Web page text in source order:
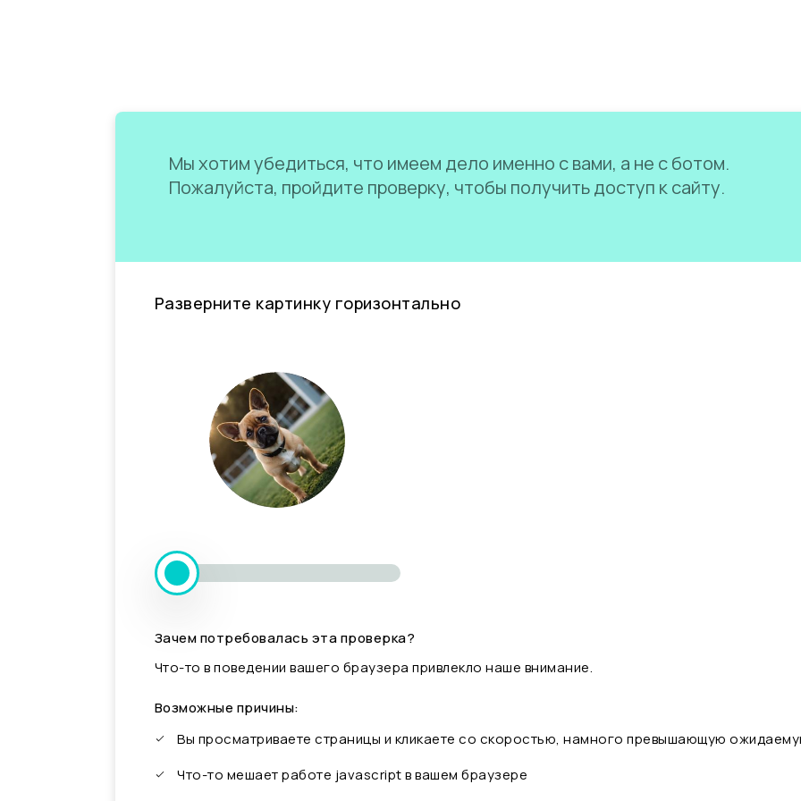
Мы хотим убедиться, что имеем дело именно с вами, а не с ботом.
Пожалуйста, пройдите проверку, чтобы получить доступ к сайту.
Разверните картинку горизонтально
Зачем потребовалась эта проверка?
Что-то в поведении вашего браузера привлекло наше внимание.
Возможные причины:
Вы просматриваете страницы и кликаете со скоростью, намного превышающую
Что-то мешает работе javascript в вашем браузере